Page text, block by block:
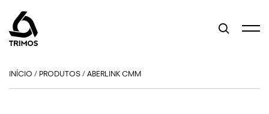
INÍCIO / PRODUTOS / ABERLINK CMM